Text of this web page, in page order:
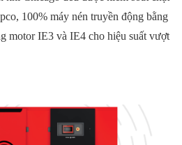
100% máy nén truyền động bằng
motor IE3 và IE4 cho hiệu suất vượt